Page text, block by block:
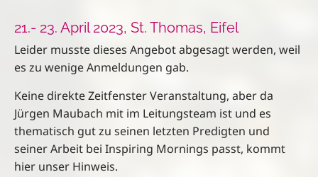
21.- 23. April 2023, St. Thomas, Eifel
Leider musste dieses Angebot abgesagt werden, weil
es zu wenige Anmeldungen gab.
Keine direkte Zeitfenster Veranstaltung, aber da
Jürgen Maubach mit im Leitungsteam ist und es
thematisch gut zu seinen letzten Predigten und
seiner Arbeit bei Inspiring Mornings passt, kommt
hier unser Hinweis.